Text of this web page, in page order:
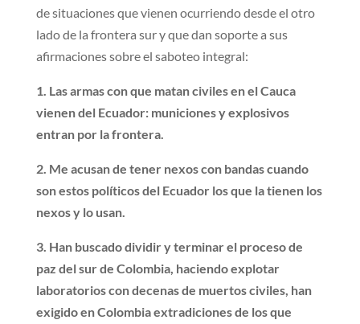
de situaciones que vienen ocurriendo desde el otro
lado de la frontera sur y que dan soporte a sus
afirmaciones sobre el saboteo integral:
1. Las armas con que matan civiles en el Cauca
vienen del Ecuador: municiones y explosivos
entran por la frontera.
2. Me acusan de tener nexos con bandas cuando
son estos políticos del Ecuador los que la tienen los
nexos y lo usan.
3. Han buscado dividir y terminar el proceso de
paz del sur de Colombia, haciendo explotar
laboratorios con decenas de muertos civiles, han
exigido en Colombia extradiciones de los que